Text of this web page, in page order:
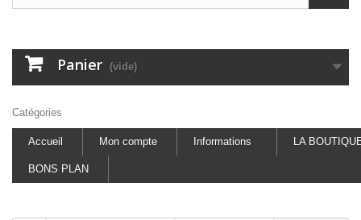
Panier (vide)
Catégories
Accueil Mon compte Informations LA
BONS PLAN